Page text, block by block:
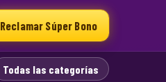
Reclamar Súper Bono
Todas las categorías